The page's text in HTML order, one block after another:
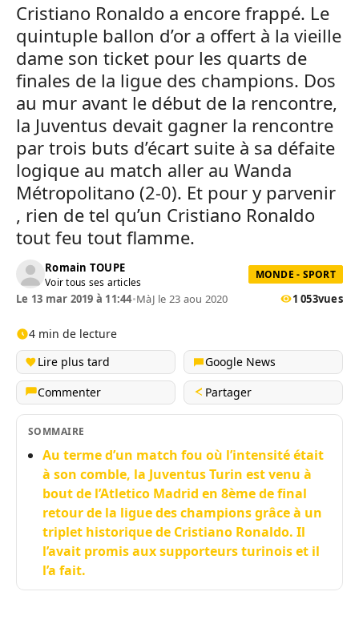
Cristiano Ronaldo a encore frappé. Le
quintuple ballon d’or a offert à la vieille
dame son ticket pour les quarts de
finales de la ligue des champions. Dos
au mur avant le début de la rencontre,
la Juventus devait gagner la rencontre
par trois buts d’écart suite à sa défaite
logique au match aller au Wanda
Métropolitano (2-0). Et pour y parvenir
, rien de tel qu’un Cristiano Ronaldo
tout feu tout flamme.
Romain TOUPE
Voir tous ses articles
MONDE - SPORT
Le 13 mar 2019 à 11:44•MàJ le 23 aou 2020 1 053vues
4 min de lecture
Lire plus tard
Google News
Commenter
Partager
SOMMAIRE
Au terme d’un match fou où l’intensité était
à son comble, la Juventus Turin est venu à
bout de l’Atletico Madrid en 8ème de final
retour de la ligue des champions grâce à un
triplet historique de Cristiano Ronaldo. Il
l’avait promis aux supporteurs turinois et il
l’a fait.